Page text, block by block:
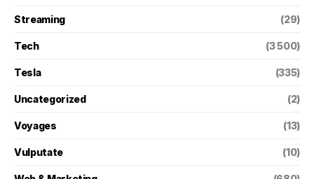
Streaming (29)
Tech (3 500)
Tesla (335)
Uncategorized (2)
Voyages (13)
Vulputate (10)